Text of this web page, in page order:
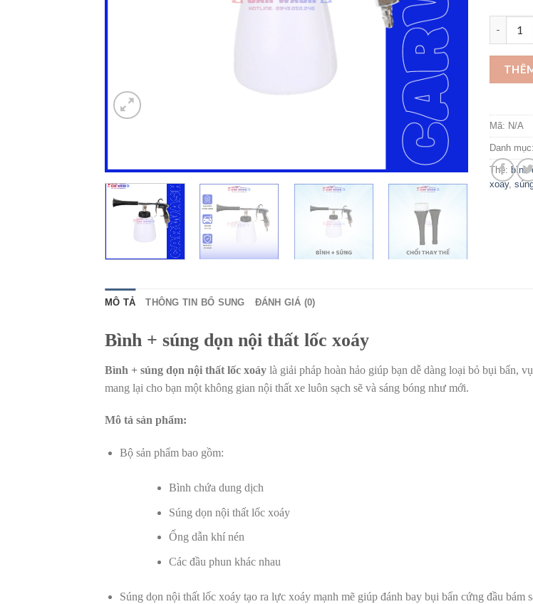
Mã: N/A
Danh mục:
Thẻ: bình
xoáy,
MÔ TẢ THÔNG TIN BỔ SUNG ĐÁNH GIÁ (0)
Bình + súng dọn nội thất lốc xoáy
Bình + súng dọn nội thất lốc xoáy là giải pháp hoàn hảo giúp bạn dễ dàng loại bỏ bụi bẩn,
mang lại cho bạn một không gian nội thất xe luôn sạch sẽ và sáng bóng như mới.
Mô tả sản phẩm:
Bộ sản phẩm bao gồm:
Bình chứa dung dịch
Súng dọn nội thất lốc xoáy
Ống dẫn khí nén
Các đầu phun khác nhau
Súng dọn nội thất lốc xoáy tạo ra lực xoáy mạnh mẽ giúp đánh bay bụi bẩn cứng đầu bám